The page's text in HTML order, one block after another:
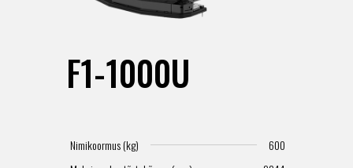
F1-1000U
Nimikoormus (kg)
600